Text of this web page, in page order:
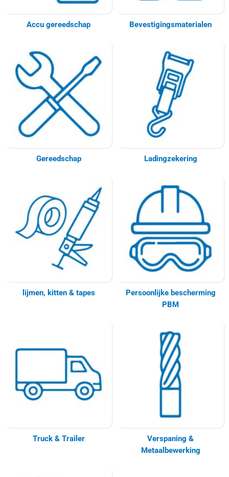
Accu gereedschap Bevestigingsmaterialen
Gereedschap Ladingzekering
lijmen, kitten & tapes
Persoonlijke bescherming
PBM
Truck & Trailer
Verspaning &
Metaalbewerking